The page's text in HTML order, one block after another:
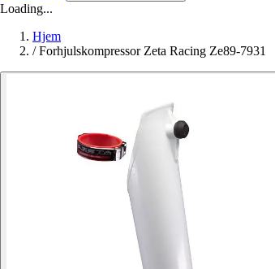
Loading...
Hjem
/ Forhjulskompressor Zeta Racing Ze89-7931